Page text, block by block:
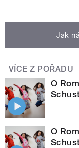
Jak
VÍCE Z POŘADU
O
O